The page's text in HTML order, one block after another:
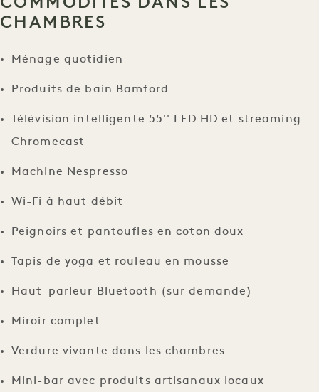
CHAMBRES
Ménage quotidien
Produits de bain Bamford
Télévision intelligente 55'' LED HD et streaming
Chromecast
Machine Nespresso
Wi-Fi à haut débit
Peignoirs et pantoufles en coton doux
Tapis de yoga et rouleau en mousse
Haut-parleur Bluetooth (sur demande)
Miroir complet
Verdure vivante dans les chambres
Mini-bar avec produits artisanaux locaux